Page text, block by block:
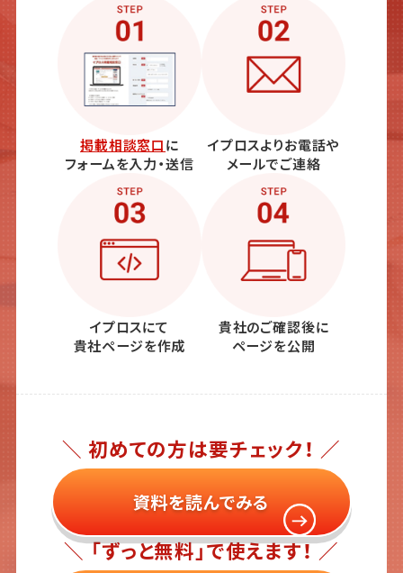
掲載相談窓口に
フォームを入力・送信
イプロスよりお電話や
メールでご連絡
イプロスにて
貴社ページを作成
貴社のご確認後に
ページを公開
＼ 初めての方は要チェック！ ／
資料を読んでみる
＼ 「ずっと無料」で使えます！ ／